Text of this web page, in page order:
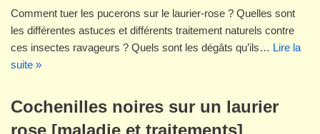
Comment tuer les pucerons sur le laurier-rose ? Quelles sont
les différentes astuces et différents traitement naturels contre
ces insectes ravageurs ? Quels sont les dégâts qu’ils… Lire la
suite »
Cochenilles noires sur un laurier
rose [maladie et traitements]